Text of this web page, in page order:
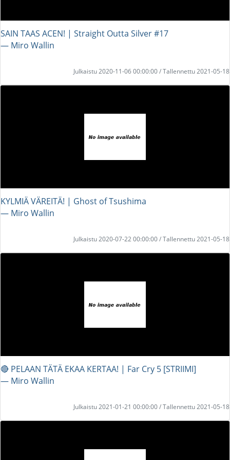
SAIN TAAS ACEN! | Straight Outta Silver #17
― Miro Wallin
Julkaistu 2020-11-06 00:00:00 / Tallennettu 2021-05-18
KYLMIÄ VÄREITÄ! | Ghost of Tsushima
― Miro Wallin
Julkaistu 2020-07-22 00:00:00 / Tallennettu 2021-05-18
🔴 PELAAN TÄTÄ EKAA KERTAA! | Far Cry 5 [STRIIMI]
― Miro Wallin
Julkaistu 2021-01-21 00:00:00 / Tallennettu 2021-05-18